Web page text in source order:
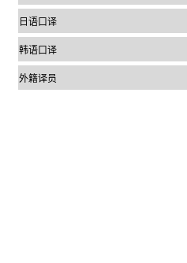
日语口译
韩语口译
外籍译员